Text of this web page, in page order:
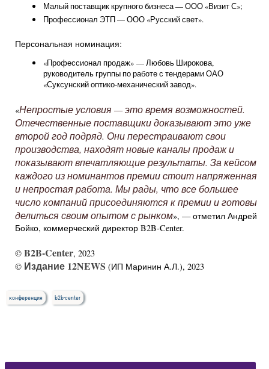
Малый поставщик крупного бизнеса — ООО «Визит С»;
Профессионал ЭТП — ООО «Русский свет».
Персональная номинация:
«Профессионал продаж» — Любовь Широкова,
руководитель группы по работе с тендерами ОАО
«Суксунский оптико-механический завод».
«Непростые условия — это время возможностей.
Отечественные поставщики доказывают это уже
второй год подряд. Они перестраивают свои
производства, находят новые каналы продаж и
показывают впечатляющие результаты. За кейсом
каждого из номинантов премии стоит напряженная
и непростая работа. Мы рады, что все большее
число компаний присоединяются к премии и готовы
делиться своим опытом с рынком», — отметил Андрей
Бойко, коммерческий директор B2B-Center.
© B2B-Center, 2023
© Издание 12NEWS (ИП Маринин А.Л.), 2023
конференция b2b-center